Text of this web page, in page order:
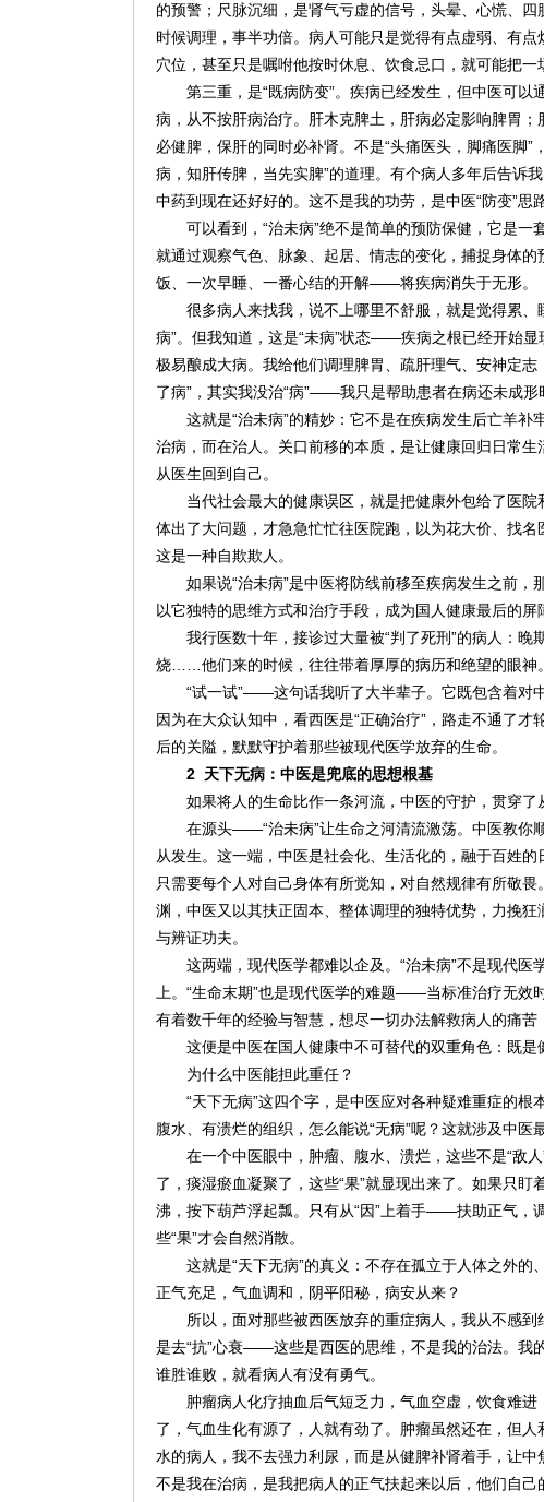
的预警；尺脉沉细，是肾气亏虚的信号，头晕、心慌、
时候调理，事半功倍。病人可能只是觉得有点虚弱、有
穴位，甚至只是嘱咐他按时休息、饮食忌口，就可能把一
第三重，是“既病防变”。疾病已经发生，但中医可
病，从不按肝病治疗。肝木克脾土，肝病必定影响脾胃
必健脾，保肝的同时必补肾。不是“头痛医头，脚痛医脚
病，知肝传脾，当先实脾”的道理。有个病人多年后告诉
中药到现在还好好的。这不是我的功劳，是中医“防变”思
可以看到，“治未病”绝不是简单的预防保健，它是
就通过观察气色、脉象、起居、情志的变化，捕捉身体
饭、一次早睡、一番心结的开解——将疾病消失于无形。
很多病人来找我，说不上哪里不舒服，就是觉得累
病”。但我知道，这是“未病”状态——疾病之根已经开始
极易酿成大病。我给他们调理脾胃、疏肝理气、安神定
了病”，其实我没治“病”——我只是帮助患者在病还未成形
这就是“治未病”的精妙：它不是在疾病发生后亡羊
治病，而在治人。关口前移的本质，是让健康回归日常
从医生回到自己。
当代社会最大的健康误区，就是把健康外包给了医
体出了大问题，才急急忙忙往医院跑，以为花大价、找名
这是一种自欺欺人。
如果说“治未病”是中医将防线前移至疾病发生之前
以它独特的思维方式和治疗手段，成为国人健康最后的屏
我行医数十年，接诊过大量被“判了死刑”的病人：
烧……他们来的时候，往往带着厚厚的病历和绝望的眼神
“试一试”——这句话我听了大半辈子。它既包含着对
因为在大众认知中，看西医是“正确治疗”，路走不通了
后的关隘，默默守护着那些被现代医学放弃的生命。
2 天下无病： 中医是兜底的思想根基
如果将人的生命比作一条河流，中医的守护，贯穿了
在源头——“治未病”让生命之河清流激荡。中医教你
从发生。这一端，中医是社会化、生活化的，融于百姓
只需要每个人对自己身体有所觉知，对自然规律有所敬
渊，中医又以其扶正固本、整体调理的独特优势，力挽
与辨证功夫。
这两端，现代医学都难以企及。“治未病”不是现代
上。“生命末期”也是现代医学的难题——当标准治疗无效
有着数千年的经验与智慧，想尽一切办法解救病人的痛苦
这便是中医在国人健康中不可替代的双重角色：既是
为什么中医能担此重任？
“天下无病”这四个字，是中医应对各种疑难重症的
腹水、有溃烂的组织，怎么能说“无病”呢？这就涉及中医
在一个中医眼中，肿瘤、腹水、溃烂，这些不是“敌
了，痰湿瘀血凝聚了，这些“果”就显现出来了。如果只
沸，按下葫芦浮起瓢。只有从“因”上着手——扶助正气
些“果”才会自然消散。
这就是“天下无病”的真义：不存在孤立于人体之外的
正气充足，气血调和，阴平阳秘，病安从来？
所以，面对那些被西医放弃的重症病人，我从不感到
是去“抗”心衰——这些是西医的思维，不是我的治法。我
谁胜谁败，就看病人有没有勇气。
肿瘤病人化疗抽血后气短乏力，气血空虚，饮食难
了，气血生化有源了，人就有劲了。肿瘤虽然还在，但
水的病人，我不去强力利尿，而是从健脾补肾着手，让
不是我在治病，是我把病人的正气扶起来以后，他们自己